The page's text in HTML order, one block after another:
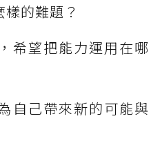
的難題？
希望把能力運用在哪
自己帶來新的可能與